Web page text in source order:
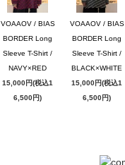
VOAAOV / BIAS
BORDER Long
Sleeve T-Shirt /
NAVY×RED
15,000円(税込1
6,500円)
VOAAOV / BIAS
BORDER Long
Sleeve T-Shirt /
BLACK×WHITE
15,000円(税込1
6,500円)